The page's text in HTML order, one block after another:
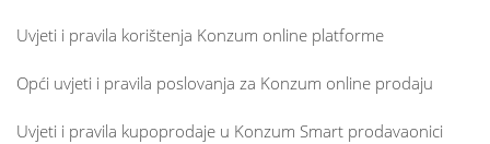
Uvjeti i pravila korištenja Konzum online platforme
Opći uvjeti i pravila poslovanja za Konzum online prodaju
Uvjeti i pravila kupoprodaje u Konzum Smart prodavaonici